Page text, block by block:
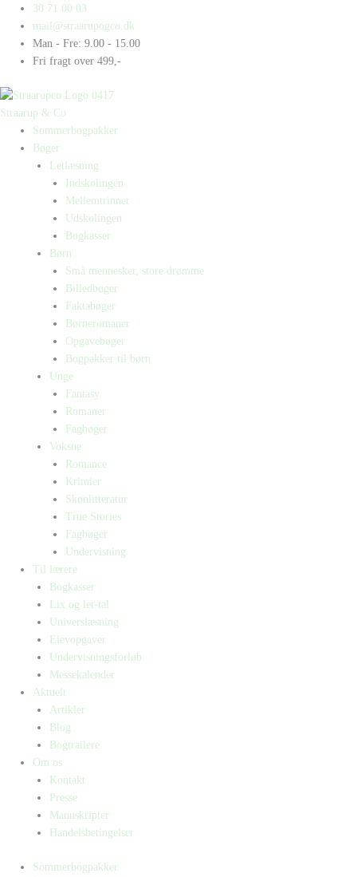
indholdet
30 71 00 03
mail@straarupogco.dk
Man - Fre: 9.00 - 15.00
Fri fragt over 499,-
Straarup & Co
Sommerbogpakker
Bøger
Letlæsning
Indskolingen
Mellemtrinnet
Udskolingen
Bogkasser
Børn
Små mennesker, store drømme
Billedbøger
Faktabøger
Børneromaner
Opgavebøger
Bogpakker til børn
Unge
Fantasy
Romaner
Fagbøger
Voksne
Romance
Krimier
Skønlitteratur
True Stories
Fagbøger
Undervisning
Til lærere
Bogkasser
Lix og let-tal
Universlæsning
Elevopgaver
Undervisningsforløb
Messekalender
Aktuelt
Artikler
Blog
Bogtrailere
Om os
Kontakt
Presse
Manuskripter
Handelsbetingelser
Sommerbogpakker
Products
search
Products
search
døden
skiller